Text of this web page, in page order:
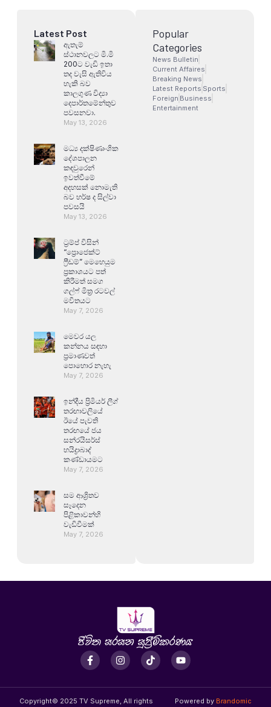
Latest Post
ඇතැම්
ස්ථානවලට මි.මි
200ට වැඩි ඉතා
තද වැසි ඇතිවිය
හැකි බව
කාලගුණ විද්‍යා
දෙපාර්තමේන්තුව
පවසනවා.
May 13, 2026
මධ්‍ය දක්ෂිණාංශික
දේශපාලන
කඳවුරෙන්
ඉවත්වීමේ
අදහසක් නොමැති
බව හර්ෂ ද සිල්වා
පවසයි
May 13, 2026
ට්‍රම්ප් විසින්
“ප්‍රොජෙක්ට්
ෆ්‍රීඩම්” මෙහෙයුම
ප්‍රකාශයට පත්
කිරීමත් සමග
ගල්ෆ් මිත්‍ර රටවල්
මවිතයට
May 7, 2026
මෙවර යල
කන්නය සඳහා
ප්‍රමාණවත්
පොහොර නැහැ
May 7, 2026
ඉන්දීය ප්‍රිමියර් ලීග්
තරඟාවලියේ
ඊයේ පැවති
තරඟයේ ජය
සන්රයිසර්ස්
හයිද්‍රාබාද්
කණ්ඩායමට
May 7, 2026
සම ආශ්‍රිතව
සෑදෙන
පිළිකාවන්හි
වැඩිවීමක්
May 7, 2026
Popular
Categories
News Bulletin
Current Affaires
Breaking News
Latest Reports Sports
Foreign Business
Entertainment
Copyright© 2025 TV Supreme, All rights
Powered by Brandomic